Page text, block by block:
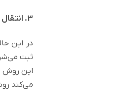
3. انتقال به اندوخته شرکت
در این
ثبت
این روش
می‌کند